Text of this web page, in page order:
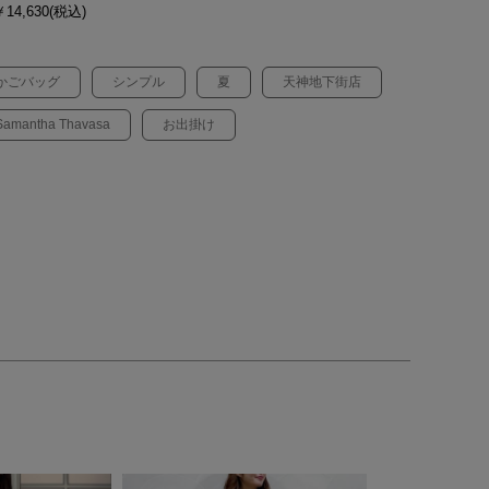
ごバッグ シンプル 夏 天神地下街店
Thavasa お出掛け
税込)